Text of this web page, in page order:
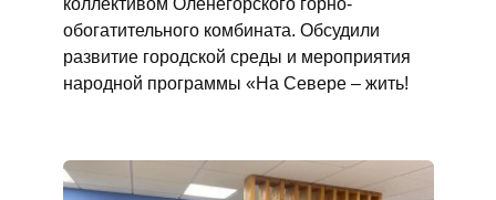
обогатительного комбината. Обсудили
развитие городской среды и мероприятия
народной программы «На Севере – жить!